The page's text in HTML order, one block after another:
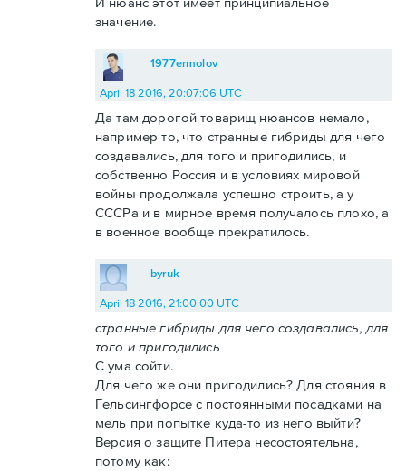
значение.
1977ermolov
April 18 2016, 20:07:06 UTC
Да там дорогой товарищ нюансов немало,
например то, что странные гибриды для чего
создавались, для того и пригодились, и
собственно Россия и в условиях мировой
войны продолжала успешно строить, а у
СССРа и в мирное время получалось плохо, а
в военное вообще прекратилось.
byruk
April 18 2016, 21:00:00 UTC
странные гибриды для чего создавались, для
того и пригодились
С ума сойти.
Для чего же они пригодились? Для стояния в
Гельсингфорсе с постоянными посадками на
мель при попытке куда-то из него выйти?
Версия о защите Питера несостоятельна,
потому как: